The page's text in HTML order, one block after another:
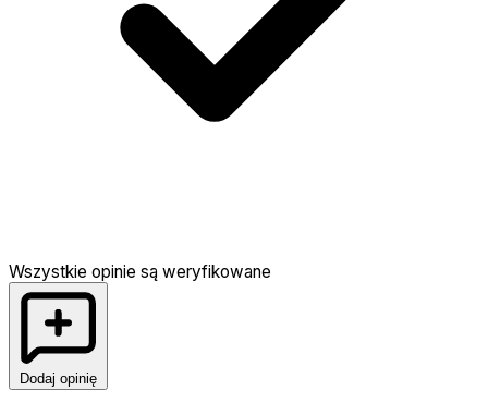
Wszystkie opinie są weryfikowane
Dodaj opinię